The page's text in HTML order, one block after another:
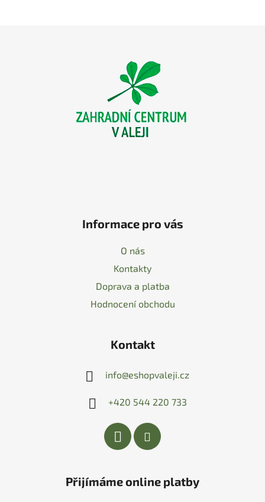
Informace pro vás
O nás
Kontakty
Doprava a platba
Hodnocení obchodu
Kontakt
info@eshopvaleji.cz
+420 544 220 733
Přijímáme online platby